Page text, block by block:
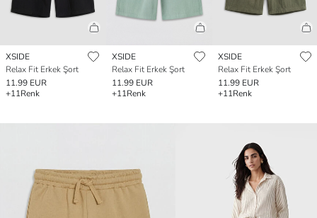
XSIDE
Relax Fit Erkek Şort
11.99 EUR
+11Renk
XSIDE
Relax Fit Erkek Şort
11.99 EUR
+11Renk
XSIDE
Relax Fit Erkek Şort
11.99 EUR
+11Renk